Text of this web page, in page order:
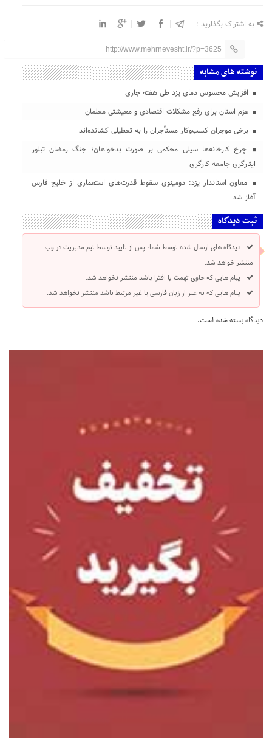
به اشتراک بگذارید :
http://www.mehrnevesht.ir/?p=3625
نوشته های مشابه
افزایش محسوس دمای یزد طی هفته جاری
عزم استان برای رفع مشکلات اقتصادی و معیشتی معلمان
برخی موجران کسب‌وکار مستأجران را به تعطیلی کشانده‌اند
چرخ کارخانه‌ها سیلی محکمی بر صورت بدخواهان؛ جنگ رمضان تبلور
ایثارگری جامعه کارگری
معاون استاندار یزد: دومینوی سقوط قدرت‌های استعماری از خلیج فارس
آغاز شد
ثبت دیدگاه
دیدگاه های ارسال شده توسط شما، پس از تایید توسط تیم مدیریت در وب
منتشر خواهد شد.
پیام هایی که حاوی تهمت یا افترا باشد منتشر نخواهد شد.
پیام هایی که به غیر از زبان فارسی یا غیر مرتبط باشد منتشر نخواهد شد.
دیدگاه بسته شده است.